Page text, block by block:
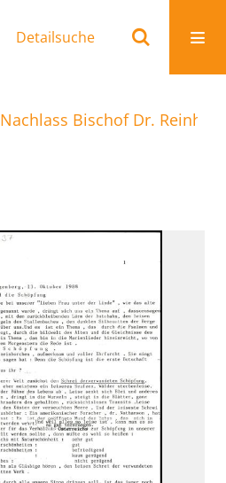
Detailsuche
Nachlass Bischof Dr.